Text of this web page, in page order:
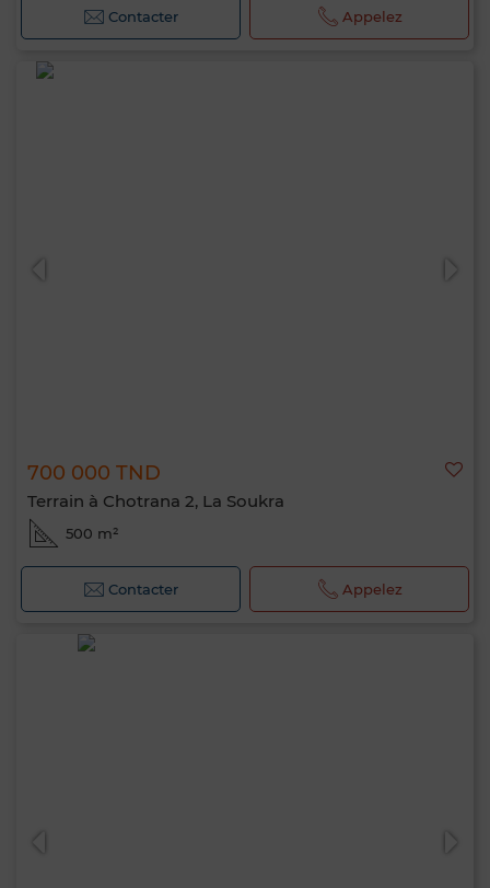
Contacter Appelez
700 000 TND
Terrain à Chotrana 2, La Soukra
500 m²
Contacter Appelez